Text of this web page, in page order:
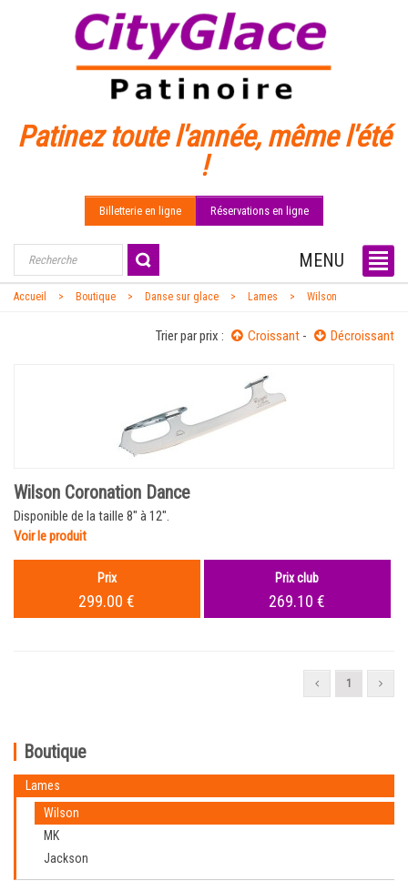
Patinez toute l'année, même l'été
!
Billetterie en ligne Réservations en ligne
MENU
Accueil Boutique Danse sur glace Lames Wilson
Trier par prix : Croissant - Décroissant
Wilson Coronation Dance
Disponible de la taille 8" à 12".
Voir le produit
Prix
299.00 €
Prix club
269.10 €
1
Boutique
Lames
Wilson
MK
Jackson